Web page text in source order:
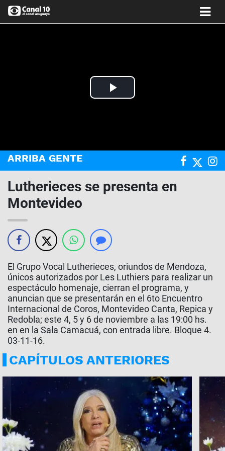
Play
ARRIBA GENTE
Lutherieces se presenta en
Montevideo
El Grupo Vocal Lutherieces, oriundos de Mendoza,
únicos autorizados por Les Luthiers para realizar un
espectáculo homenaje, cierran el programa, y
anuncian que se presentarán en el 6to Encuentro
Internacional de Coros, Montevideo Canta, Repica y
Redobla; este 4, 5 y 6 de noviembre a las 19:00 hs.
en en la Sala Camacuá, con entrada libre. Bloque 4.
03-11-16.
CAPÍTULOS ANTERIORES